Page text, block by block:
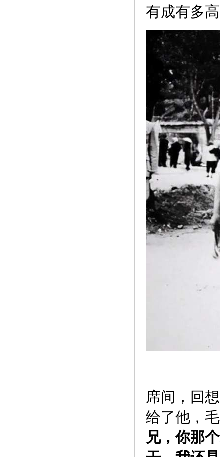
有成有多
席间，回
给了他，
兄，你那